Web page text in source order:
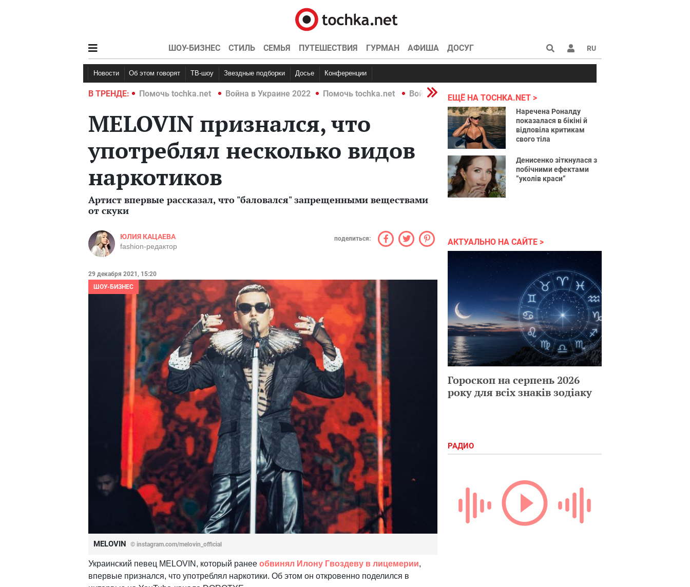
ШОУ-БИЗНЕС СТИЛЬ СЕМЬЯ ПУТЕШЕСТВИЯ ГУРМАН АФИША ДОСУГ RU
Новости Об этом говорят ТВ-шоу Звездные подборки Досье Конференции
В ТРЕНДЕ:
Война в Украине 2022 Помочь tochka.net Война в Украине 2022 Помочь tochka.net Война в Украине 2022
MELOVIN признался, что
употреблял несколько видов
наркотиков
Артист впервые рассказал, что "баловался" запрещенными веществами
от скуки
ЮЛИЯ КАЦАЕВА
fashion-редактор
поделиться:
29 декабря 2021, 15:20
ШОУ-БИЗНЕС
MELOVIN © instagram.com/melovin_official
Украинский певец MELOVIN, который ранее обвинял Илону Гвоздеву в лицемерии,
впервые признался, что употреблял наркотики. Об этом он откровенно поделился в
ЕЩЁ НА TOCHKA.NET
Наречена Роналду
показалася в бікіні й
відповіла критикам
свого тіла
Денисенко зіткнулася з
побічними ефектами
”уколів краси”
АКТУАЛЬНО НА САЙТЕ
Гороскоп на серпень 2026
року для всіх знаків зодіаку
РАДИО